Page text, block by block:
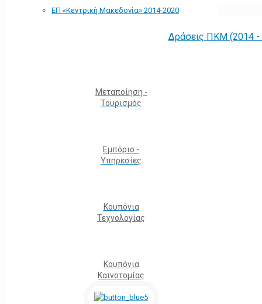
ΕΠ «Kεντρική Μακεδονία» 2014-2020
Δράσεις ΠΚΜ (2014 -
Μεταποίηση -
Τουρισμός
Εμπόριο -
Υπηρεσίες
Κουπόνια
Τεχνολογίας
Κουπόνια
Καινοτομίας